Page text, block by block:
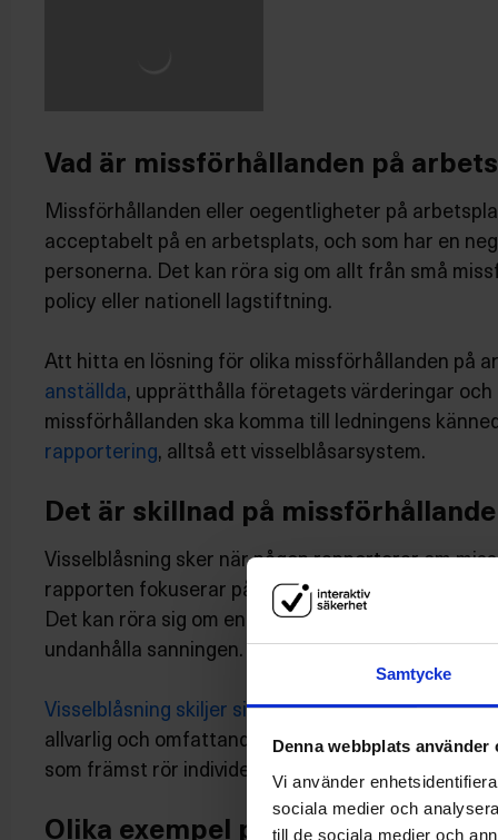
Samtycke
Denna webbplats använder
Vi använder
sociala medier och
till de sociala medier och
Vad är missförhållanden på
Missförhållanden eller oegentligheter på
acceptabelt på en arbetsplats, och som har en
personerna. Det kan röra sig om allt från små
policy eller nationell lagstiftning.
Att hitta en lösning för olika missförhållanden på
anställda, upprätthålla företagets värderingar
missförhållanden ska komma till ledningens
rapportering, alltså ett visselblåsarsystem.
Det är skillnad på
Visselblåsning sker när någon rapporterar om
rapporten fokuserar på oegentligheter som
Det kan röra sig om en straffbar handling,
undanhålla sanningen.
Visselblåsning skiljer sig från ett personligt
allvarlig och omfattande händelse som är av
som främst rör individen själv.
Olika exempel på